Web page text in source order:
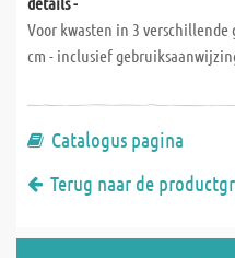
Voor kwasten in 3 verschillende
cm - inclusief
Catalogus pagina
Terug naar de